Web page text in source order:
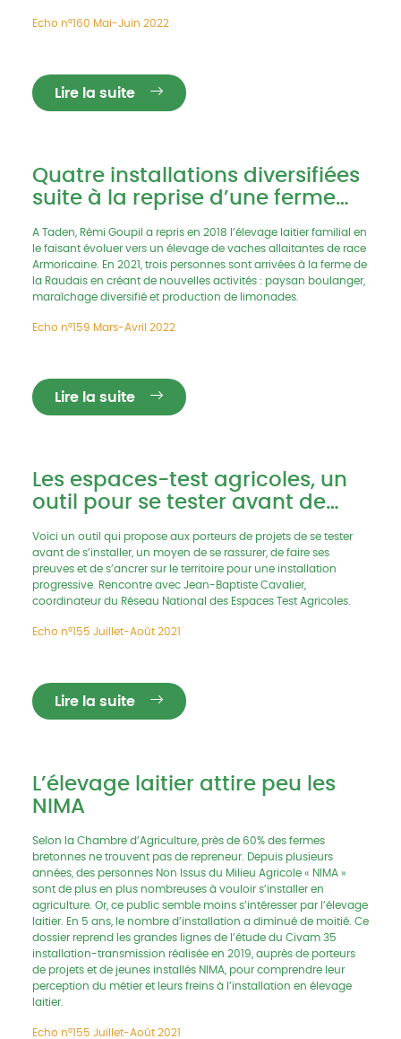
Echo n°160 Mai-Juin 2022
Lire la suite
Quatre installations diversifiées
suite à la reprise d’une ferme
A Taden, Rémi Goupil a repris en 2018 l’élevage laitier familial en
le faisant évoluer vers un élevage de vaches allaitantes de race
Armoricaine. En 2021, trois personnes sont arrivées à la ferme de
la Raudais en créant de nouvelles activités : paysan boulanger,
maraîchage diversifié et production de limonades.
Echo n°159 Mars-Avril 2022
Lire la suite
Les espaces-test agricoles, un
outil pour se tester avant de
Voici un outil qui propose aux porteurs de projets de se tester
avant de s’installer, un moyen de se rassurer, de faire ses
preuves et de s’ancrer sur le territoire pour une installation
progressive. Rencontre avec Jean-Baptiste Cavalier,
coordinateur du Réseau National des Espaces Test Agricoles.
Echo n°155 Juillet-Août 2021
Lire la suite
L’élevage laitier attire peu les
NIMA
Selon la Chambre d’Agriculture, près de 60% des fermes
bretonnes ne trouvent pas de repreneur. Depuis plusieurs
années, des personnes Non Issus du Milieu Agricole « NIMA »
sont de plus en plus nombreuses à vouloir s’installer en
agriculture. Or, ce public semble moins s’intéresser par l’élevage
laitier. En 5 ans, le nombre d’installation a diminué de moitié. Ce
dossier reprend les grandes lignes de l’étude du Civam 35
installation-transmission réalisée en 2019, auprès de porteurs
de projets et de jeunes installés NIMA, pour comprendre leur
perception du métier et leurs freins à l’installation en élevage
laitier.
Echo n°155 Juillet-Août 2021